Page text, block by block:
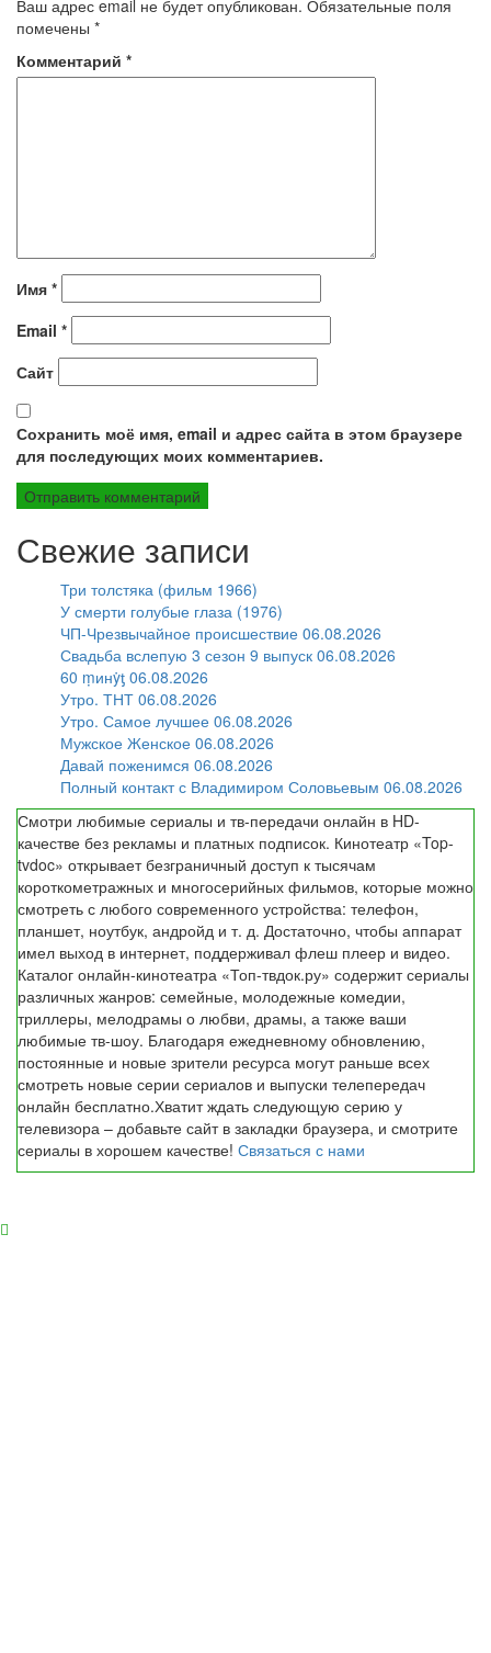
Ваш адрес email не будет опубликован. Обязательные поля
помечены *
Комментарий *
Имя *
Email *
Сайт
Сохранить моё имя, email и адрес сайта в этом браузере
для последующих моих комментариев.
Свежие записи
Три толстяка (фильм 1966)
У смерти голубые глаза (1976)
ЧП-Чрезвычайное происшествие 06.08.2026
Свадьба вслепую 3 сезон 9 выпуск 06.08.2026
60 ṃинẏƫ 06.08.2026
Утро. ТНТ 06.08.2026
Утро. Самое лучшее 06.08.2026
Мужское Женское 06.08.2026
Давай поженимся 06.08.2026
Полный контакт с Владимиром Соловьевым 06.08.2026
Смотри любимые сериалы и тв-передачи онлайн в HD-
качестве без рекламы и платных подписок. Кинотеатр «Top-
tvdoc» открывает безграничный доступ к тысячам
короткометражных и многосерийных фильмов, которые можно
смотреть с любого современного устройства: телефон,
планшет, ноутбук, андройд и т. д. Достаточно, чтобы аппарат
имел выход в интернет, поддерживал флеш плеер и видео.
Каталог онлайн-кинотеатра «Топ-твдок.ру» содержит сериалы
различных жанров: семейные, молодежные комедии,
триллеры, мелодрамы о любви, драмы, а также ваши
любимые тв-шоу. Благодаря ежедневному обновлению,
постоянные и новые зрители ресурса могут раньше всех
смотреть новые серии сериалов и выпуски телепередач
онлайн бесплатно.Хватит ждать следующую серию у
телевизора – добавьте сайт в закладки браузера, и смотрите
сериалы в хорошем качестве! Связаться с нами